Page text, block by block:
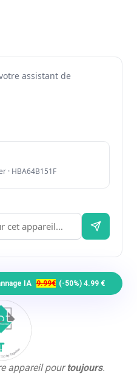
assistant de
· HBA64B151F
IA 9.99€ (-50%) 4.99 €
appareil pourtoujours.